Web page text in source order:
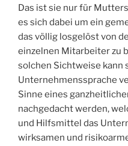
Das ist sie nur für
es sich dabei um ein
das völlig losgelöst von
einzelnen Mitarbeiter zu
solchen Sichtweise kann
Unternehmenssprache
Sinne eines
nachgedacht werden,
und Hilfsmittel das
wirksamen und